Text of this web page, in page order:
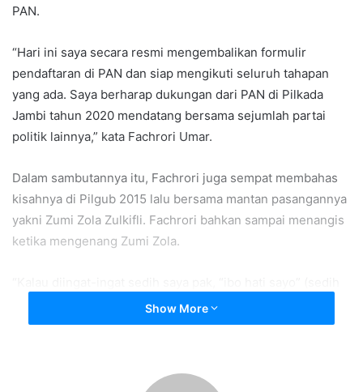
PAN.
“Hari ini saya secara resmi mengembalikan formulir
pendaftaran di PAN dan siap mengikuti seluruh tahapan
yang ada. Saya berharap dukungan dari PAN di Pilkada
Jambi tahun 2020 mendatang bersama sejumlah partai
politik lainnya,” kata Fachrori Umar.
Dalam sambutannya itu, Fachrori juga sempat membahas
kisahnya di Pilgub 2015 lalu bersama mantan pasangannya
yakni Zumi Zola Zulkifli. Fachrori bahkan sampai menangis
ketika mengenang Zumi Zola.
hati saya). Bagaimana dulu saya bersama-sama daftar di
PAN ini, sedih rasanya,” ujar Fachrori sambil mengusap air
Zumi Zola- Fachrori Umar dulu sempat menjadi pasangan
Show More